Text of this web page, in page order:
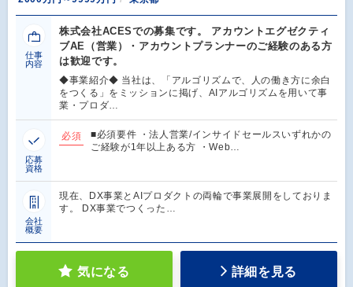
仕事
内容
株式会社ACESでの募集です。 アカウントエグゼクティ
ブAE（営業）・アカウントプランナーのご経験のある方
は歓迎です。
◆事業紹介◆ 当社は、「アルゴリズムで、人の働き方に余白
をつくる」をミッションに掲げ、AIアルゴリズムを用いて事
業・プロダ…
応募
資格
必須
■必須要件 ・法人営業/インサイドセールスいずれかの
ご経験が1年以上ある方 ・Web…
会社
概要
現在、DX事業とAIプロダクトの両輪で事業展開をしておりま
す。 DX事業でつくった…
気になる 詳細を見る